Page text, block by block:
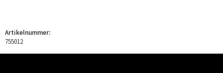
Artikelnummer:
755012